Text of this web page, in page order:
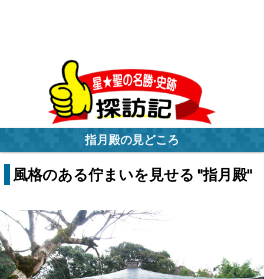
指月殿の見どころ
風格のある佇まいを見せる "指月殿"